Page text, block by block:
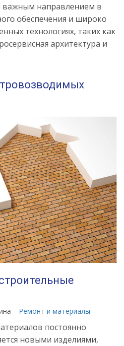
важным направлением в
обеспечения и широко
технологиях, таких как
архитектура и
Ремонт и материалы
постоянно
новыми изделиями,